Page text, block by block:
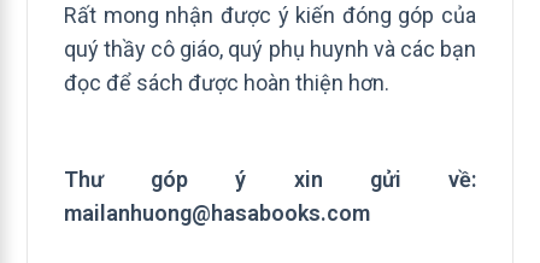
Rất mong nhận được ý kiến đóng góp của
quý thầy cô giáo, quý phụ huynh và các bạn
đọc để sách được hoàn thiện hơn.
Thư góp ý xin gửi về:
mailanhuong@hasabooks.com